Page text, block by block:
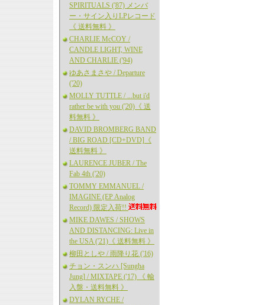
SPIRITUALS ('87) メンバ
ー・サイン入りLPレコード
《 送料無料 》
CHARLIE McCOY /
CANDLE LIGHT, WINE
AND CHARLIE ('94)
ゆあさまさや / Departure
('20)
MOLLY TUTTLE / ...but i'd
rather be with you ('20)《 送
料無料 》
DAVID BROMBERG BAND
/ BIG ROAD [CD+DVD]《
送料無料 》
LAURENCE JUBER / The
Fab 4th ('20)
TOMMY EMMANUEL /
IMAGINE (EP Analog
Record) 限定入荷!!
MIKE DAWES / SHOWS
AND DISTANCING: Live in
the USA ('21)《 送料無料 》
柳田としや / 雨降り花 ('16)
チョン・スンハ [Sungha
Jung] / MIXTAPE ('17) 《 輸
入盤・送料無料 》
DYLAN RYCHE /